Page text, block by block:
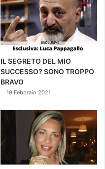
IL SEGRETO DEL MIO
SUCCESSO? SONO TROPPO
BRAVO
19 Febbraio 2021